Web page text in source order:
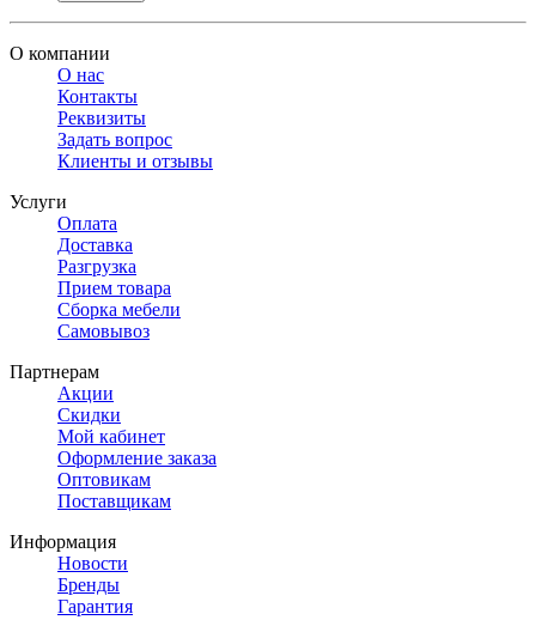
О компании
О нас
Контакты
Реквизиты
Задать вопрос
Клиенты и отзывы
Услуги
Оплата
Доставка
Разгрузка
Прием товара
Сборка мебели
Самовывоз
Партнерам
Акции
Скидки
Мой кабинет
Оформление заказа
Оптовикам
Поставщикам
Информация
Новости
Бренды
Гарантия